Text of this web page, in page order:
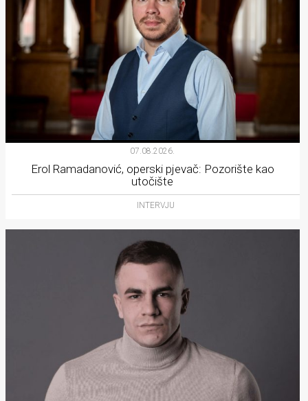
07.08.2026.
Erol Ramadanović, operski pjevač: Pozorište kao
utočište
INTERVJU